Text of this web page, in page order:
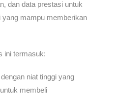
dan data prestasi untuk
mampu memberikan
ini termasuk:
niat tinggi yang
membeli